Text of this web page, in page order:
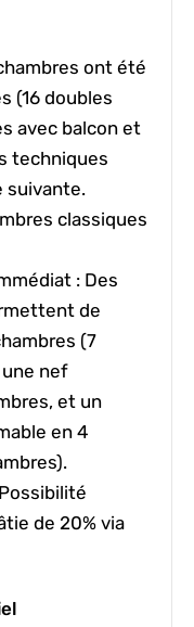
ont été
(16 doubles
avec balcon et
techniques
suivante.
classiques
: Des
de
(7
nef
et un
en 4
Possibilité
de 20% via